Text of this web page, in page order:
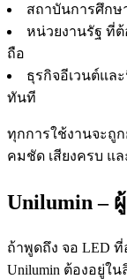
สถาบันการศึกษ
หน่วยงานรัฐ ที่
ถือ
ธุรกิจอีเวนต์แล
ทันที
ทุกการใช้งานจะถู
คมชัด เสียงครบ แ
Unilumin –
ถ้าพูดถึง จอ LED
Unilumin ต้องอยู่ใ